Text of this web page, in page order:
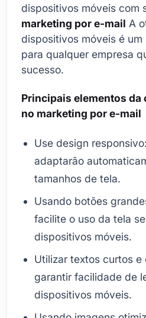
dispositivos móveis com
marketing por e-mail A
dispositivos móveis é
para qualquer empresa
sucesso.
Principais elementos da
no marketing por e-mail
Use design
adaptarão
tamanhos de tela.
Usando botões
facilite o uso da tela
dispositivos móveis.
Utilizar textos curtos e
garantir facilidade de
dispositivos móveis.